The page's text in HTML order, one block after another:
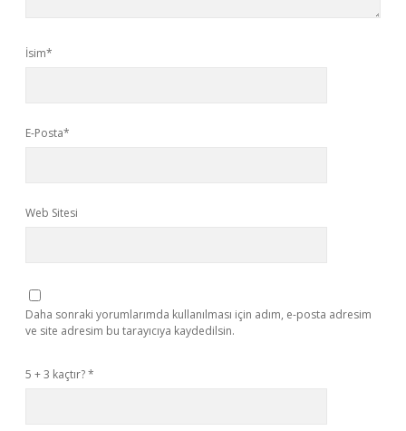
İsim*
E-Posta*
Web Sitesi
Daha sonraki yorumlarımda kullanılması için adım, e-posta adresim
ve site adresim bu tarayıcıya kaydedilsin.
5 + 3 kaçtır?*